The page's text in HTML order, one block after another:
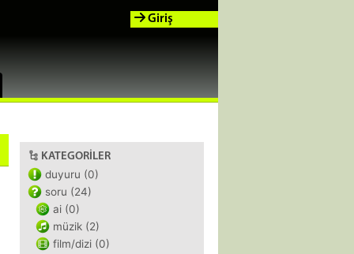
Giriş
KATEGORILER
duyuru (0)
soru (24)
ai (0)
müzik (2)
film/dizi (0)